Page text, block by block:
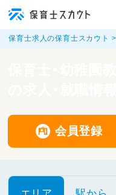
保育士求人の保育士スカウト
会員登録